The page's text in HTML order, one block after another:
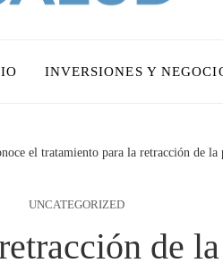
INVERSIONES Y
el tratamiento para la retracción de la
UNCATEGORIZED
de